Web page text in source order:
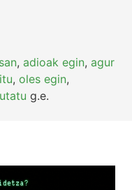
,adioak egin,agur
,oles egin,
g.e.